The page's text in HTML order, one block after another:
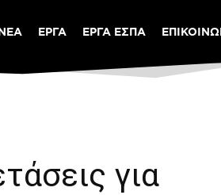
ΕΡΓΑ ΕΡΓΑ ΕΣΠΑ
για